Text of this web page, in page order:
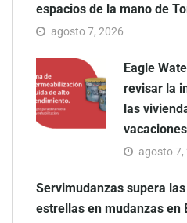
espacios de la mano de
agosto 7, 2026
Eagle
revisar la
las
vacaciones
agosto 7,
Servimudanzas supera
estrellas en mudanzas en